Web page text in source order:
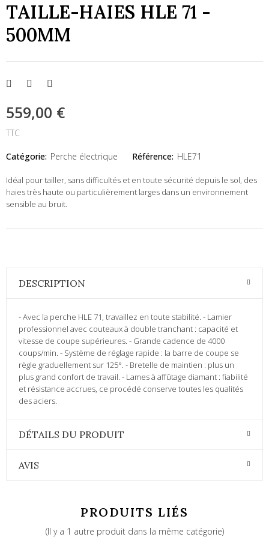
TAILLE-HAIES HLE 71 -
500MM
559,00 €
TTC
Catégorie: Perche électrique Référence: HLE71
Idéal pour tailler, sans difficultés et en toute sécurité depuis le sol, des
haies très haute ou particulièrement larges dans un environnement
sensible au bruit.
DESCRIPTION
- Avec la perche HLE 71, travaillez en toute stabilité. - Lamier
professionnel avec couteaux à double tranchant : capacité et
vitesse de coupe supérieures. - Grande cadence de 4000
coups/min. - Système de réglage rapide : la barre de coupe se
règle graduellement sur 125°. - Bretelle de maintien : plus un
plus grand confort de travail. - Lames à affûtage diamant : fiabilité
et résistance accrues, ce procédé conserve toutes les qualités
des aciers.
DÉTAILS DU PRODUIT
AVIS
PRODUITS LIÉS
(Il y a 1 autre produit dans la même catégorie)